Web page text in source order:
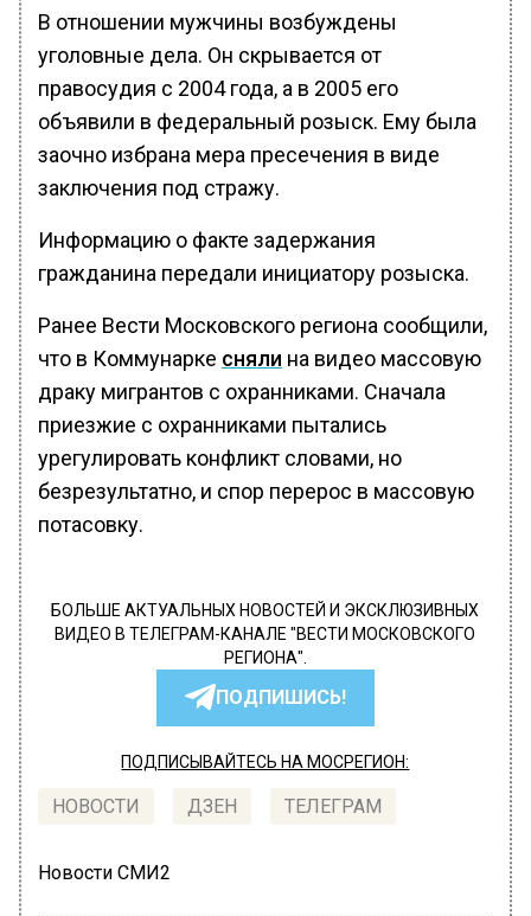
В отношении мужчины возбуждены
уголовные дела. Он скрывается от
правосудия с 2004 года, а в 2005 его
объявили в федеральный розыск. Ему была
заочно избрана мера пресечения в виде
заключения под стражу.
Информацию о факте задержания
гражданина передали инициатору розыска.
Ранее Вести Московского региона сообщили,
что в Коммунарке сняли на видео массовую
драку мигрантов с охранниками. Сначала
приезжие с охранниками пытались
урегулировать конфликт словами, но
безрезультатно, и спор перерос в массовую
потасовку.
БОЛЬШЕ АКТУАЛЬНЫХ НОВОСТЕЙ И ЭКСКЛЮЗИВНЫХ
ВИДЕО В ТЕЛЕГРАМ-КАНАЛЕ "ВЕСТИ МОСКОВСКОГО
РЕГИОНА".
ПОДПИШИСЬ!
ПОДПИСЫВАЙТЕСЬ НА МОСРЕГИОН:
НОВОСТИ ДЗЕН ТЕЛЕГРАМ
Новости СМИ2